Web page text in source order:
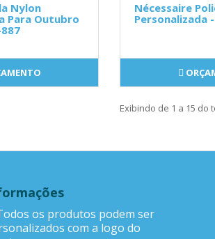
Nylon
Para Outubro
Nécessaire
Personalizada
Exibindo de 1 a 15 do
os produtos podem ser
com a logo do